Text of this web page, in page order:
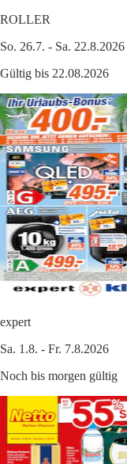
ROLLER
So. 26.7. - Sa. 22.8.2026
Gültig bis 22.08.2026
expert
Sa. 1.8. - Fr. 7.8.2026
Noch bis morgen gültig